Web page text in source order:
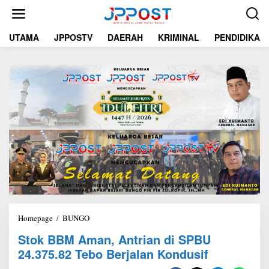
t
UTAMA JPPOSTV DAERAH KRIMINAL PENDIDIKAN
Homepage / BUNGO
o
k
B
Stok BBM Aman, Antrian di SPBU
24.375.82 Tebo Berjalan Kondusif